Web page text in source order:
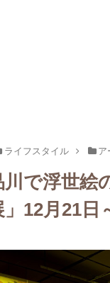
ライフスタイル ア
川で浮世絵
12月21日